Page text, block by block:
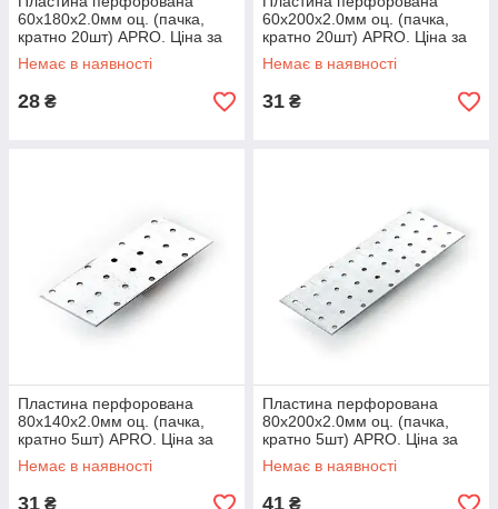
60х180х2.0мм оц. (пачка,
кратно 20шт) APRO. Ціна за
1шт. Кратно пачці
Немає в наявності
28 ₴
60х200х2.0мм оц. (пачка,
кратно 20шт) APRO. Ціна за
1шт. Кратно пачці
Немає в наявності
31 ₴
Пластина перфорована
80х140х2.0мм оц. (пачка,
кратно 5шт) APRO. Ціна за
1шт. Кратно пачці
Немає в наявності
31 ₴
Пластина перфорована
80х200х2.0мм оц. (пачка,
кратно 5шт) APRO. Ціна за
1шт. Кратно пачці
Немає в наявності
41 ₴